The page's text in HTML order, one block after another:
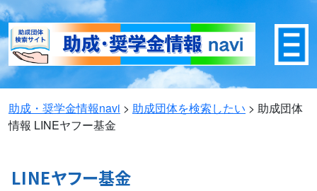
助成・奨学金情報navi > 助成団体を検索したい > 助成団体
情報 LINEヤフー基金
LINEヤフー基金